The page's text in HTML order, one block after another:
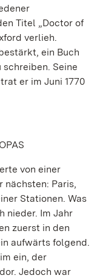
Titel „Doctor of
verlieh.
ein Buch
Seine
er im Juni 1770
von einer
nächsten: Paris,
Stationen. Was
nieder. Im Jahr
zuerst in den
aufwärts folgend.
ein, der
Jedoch war